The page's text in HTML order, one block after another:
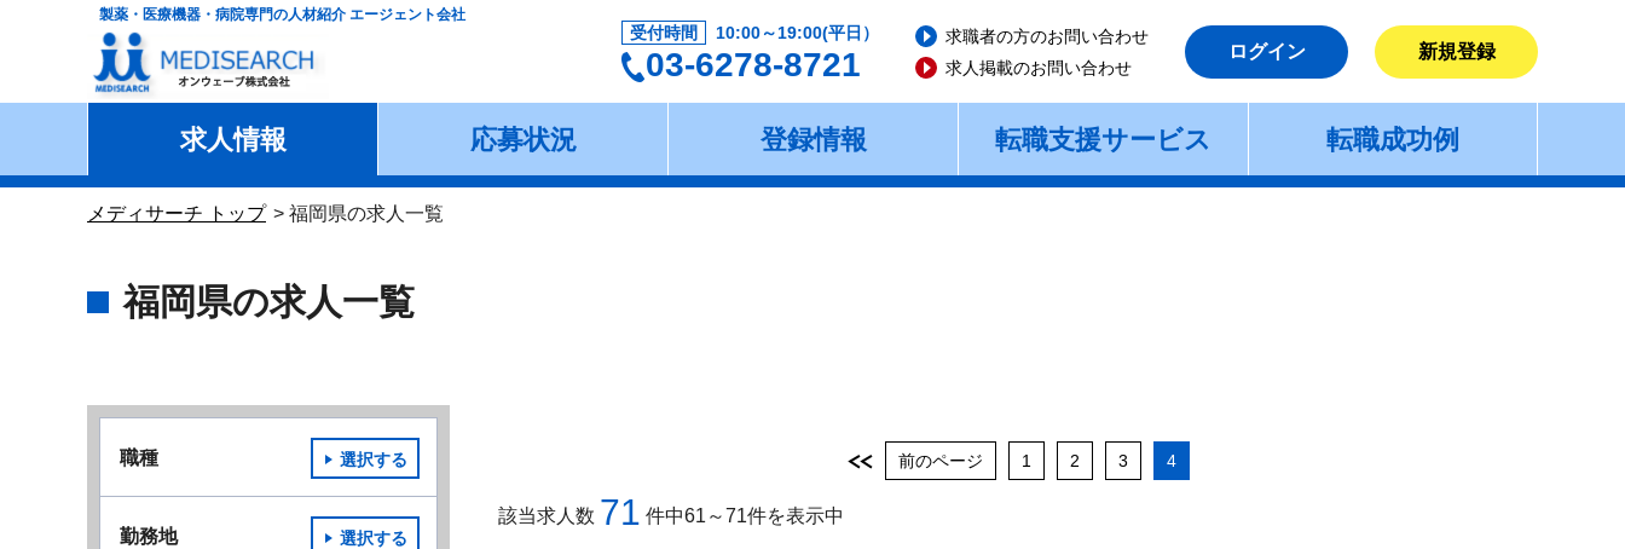
製薬・医療機器・病院専門の人材紹介 エージェント会社
受付時間 10:00～19:00(平日）
03-6278-8721
求職者の方のお問い合わせ
求人掲載のお問い合わせ
ログイン 新規登録
求人情報 応募状況 登録情報 転職支援サービス 転職成功例
メディサーチ トップ 福岡県の求人一覧
福岡県の求人一覧
前のページ 1 2 3 4
該当求人数 71 件中61～71件を表示中
職種 選択する
勤務地 選択する